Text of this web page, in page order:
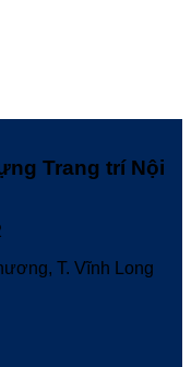
Trang trí Nội
T. Vĩnh Long